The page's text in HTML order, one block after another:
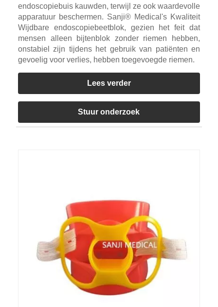
endoscopiebuis kauwden, terwijl ze ook waardevolle
apparatuur beschermen. Sanji® Medical's Kwaliteit
Wijdbare endoscopiebeetblok, gezien het feit dat
mensen alleen bijtenblok zonder riemen hebben,
onstabiel zijn tijdens het gebruik van patiënten en
gevoelig voor verlies, hebben toegevoegde riemen.
Lees verder
Stuur onderzoek